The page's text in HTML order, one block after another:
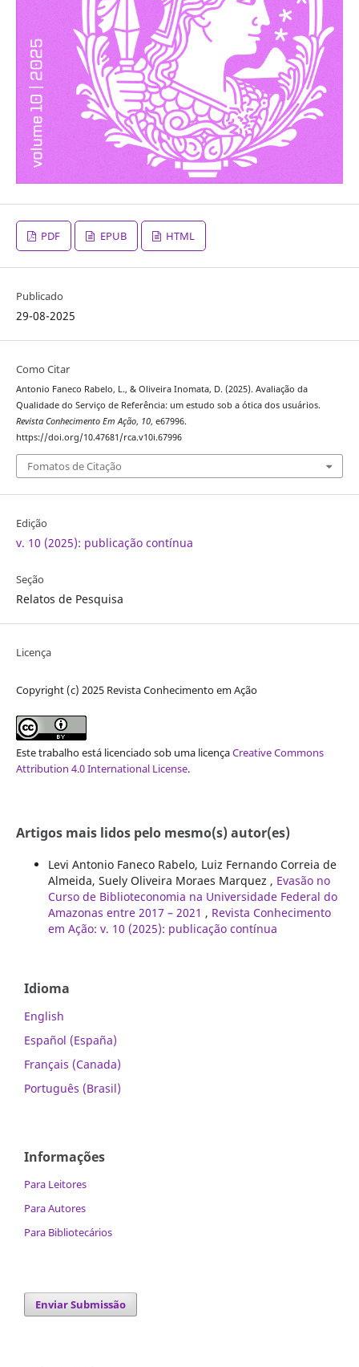
PDF EPUB HTML
Publicado
29-08-2025
Como Citar
Antonio Faneco Rabelo, L., & Oliveira Inomata, D. (2025). Avaliação da
Qualidade do Serviço de Referência: um estudo sob a ótica dos usuários.
Revista Conhecimento Em Ação, 10, e67996.
https://doi.org/10.47681/rca.v10i.67996
Fomatos de Citação
Edição
v. 10 (2025): publicação contínua
Seção
Relatos de Pesquisa
Licença
Copyright (c) 2025 Revista Conhecimento em Ação
Este trabalho está licenciado sob uma licençaCreative Commons
Attribution 4.0 International License.
Artigos mais lidos pelo mesmo(s) autor(es)
Levi Antonio Faneco Rabelo, Luiz Fernando Correia de
Almeida, Suely Oliveira Moraes Marquez , Evasão no
Curso de Biblioteconomia na Universidade Federal do
Amazonas entre 2017 – 2021 , Revista Conhecimento
em Ação: v. 10 (2025): publicação contínua
Idioma
English
Español (España)
Français (Canada)
Português (Brasil)
Informações
Para Leitores
Para Autores
Para Bibliotecários
Enviar Submissão